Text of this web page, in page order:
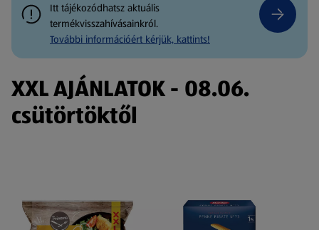
Itt tájékozódhatsz aktuális
termékvisszahívásainkról.
További információért kérjük, kattints!
XXL AJÁNLATOK - 08.06.
csütörtöktől